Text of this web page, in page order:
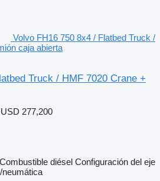
Volvo FH16 750 8x4 / Flatbed Truck /
caja abierta
Truck / HMF 7020 Crane +
277,200
Combustible diésel Configuración del eje
neumática